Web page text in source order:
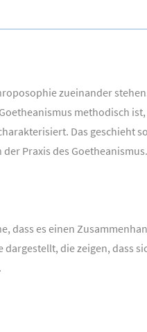
zueinander
methodisch
Das geschieht
Praxis des Goetheanismus.
dass es einen
die zeigen, dass